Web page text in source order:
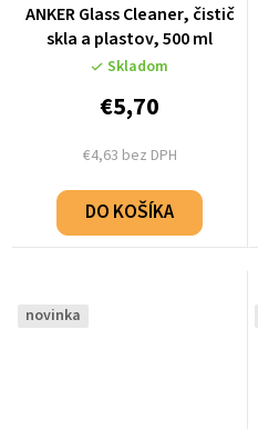
ANKER Glass Cleaner, čistič
skla a plastov, 500 ml
Skladom
€4,63 bez DPH
€5,70
DO KOŠÍKA
novinka